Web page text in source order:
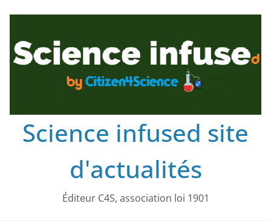
Science infused site
d'actualités
Éditeur C4S, association loi 1901